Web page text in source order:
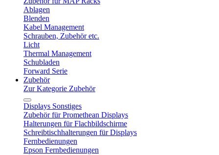
Ablagen
Blenden
Kabel Management
Schrauben, Zubehör etc.
Licht
Thermal Management
Schubladen
Forward Serie
Zubehör
Zur Kategorie Zubehör
Displays Sonstiges
Zubehör für Promethean Displays
Halterungen für Flachbildschirme
Schreibtischhalterungen für Displays
Fernbedienungen
Epson Fernbedienungen